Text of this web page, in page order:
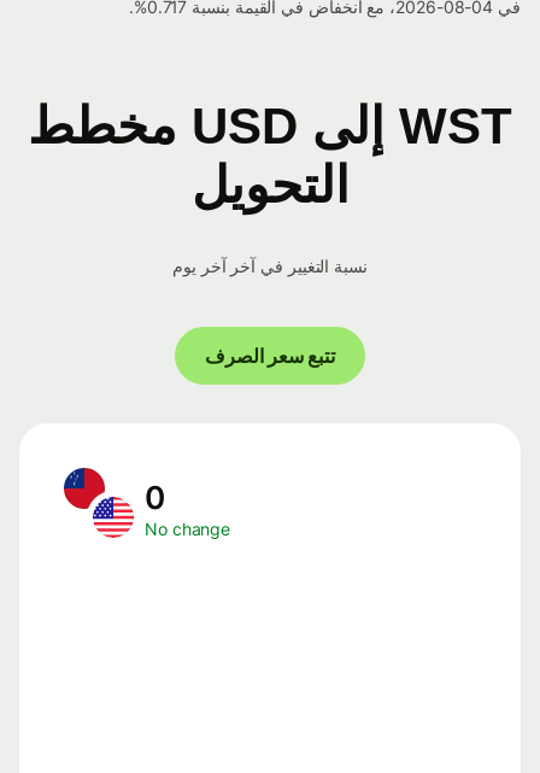
في 04-08-2026، مع انخفاض في القيمة بنسبة 0.717%.
WST إلى USD مخطط
التحويل
نسبة التغيير في آخر آخر يوم
تتبع سعر الصرف
0
No change